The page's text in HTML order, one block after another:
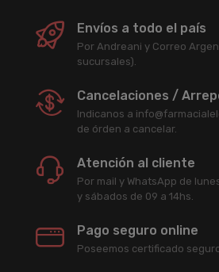
Envíos a todo el país
Por Andreani y Correo
sucursales).
Cancelaciones /
Indicanos a
de órden a cancelar.
Atención al cliente
Por mail y WhatsApp de
y sábados de 09 a 14hs.
Pago seguro online
Poseemos certificado